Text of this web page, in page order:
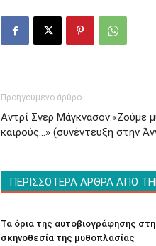
Προηγούμενο άρθρο
Αντρί Σνερ Μάγκνασον:«Ζούμε
καιρούς…» (συνέντευξη στην
ΠΕΡΙΣΣΟΤΕΡΑ ΑΡΘΡΑ ΑΠΟ
Τα όρια της αυτοβιογράφησης στη
σκηνοθεσία της μυθοπλασίας